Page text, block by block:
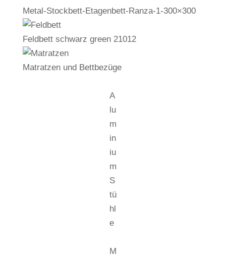
Metal-Stockbett-Etagenbett-Ranza-1-300×300
Feldbett schwarz green 21012
Matratzen und Bettbezüge
A
lu
m
in
iu
m
S
tü
hl
e
M